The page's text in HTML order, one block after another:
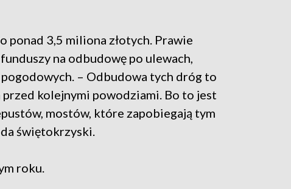
ponad 3,5 miliona złotych. Prawie
na odbudowę po ulewach,
– Odbudowa tych dróg to
kolejnymi powodziami. Bo to jest
mostów, które zapobiegają tym
świętokrzyski.
roku.